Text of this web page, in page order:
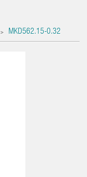
> MKD562.15-0.32